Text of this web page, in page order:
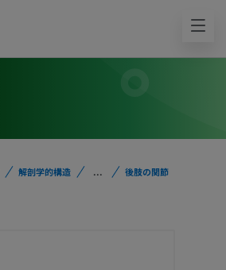
解剖学的構造 ...
後肢の関節